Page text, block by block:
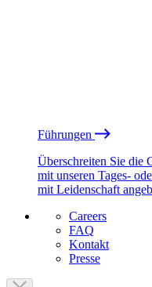
Führungen
Überschreiten Sie die
mit unseren Tages-
mit Leidenschaft
Careers
FAQ
Kontakt
Presse